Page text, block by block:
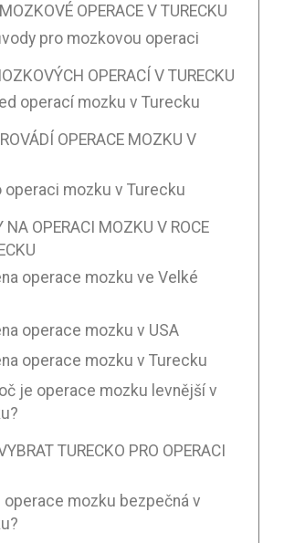
OPERACE V TURECKU
pro mozkovou operaci
OPERACÍ V TURECKU
operací mozku v Turecku
OPERACE MOZKU V
operaci mozku v Turecku
NA OPERACI MOZKU V ROCE
operace mozku ve Velké
operace mozku v USA
operace mozku v Turecku
je operace mozku levnější v
TURECKO PRO OPERACI
operace mozku bezpečná v